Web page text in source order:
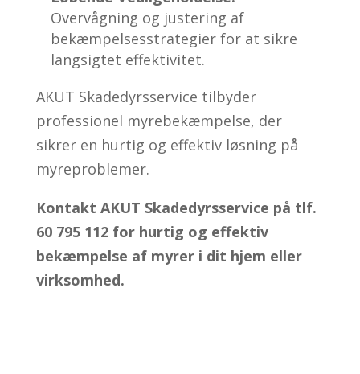
Overvågning og justering af
bekæmpelsesstrategier for at sikre
langsigtet effektivitet.
AKUT Skadedyrsservice tilbyder
professionel myrebekæmpelse, der
sikrer en hurtig og effektiv løsning på
myreproblemer.
Kontakt AKUT Skadedyrsservice på tlf.
60 795 112 for hurtig og effektiv
bekæmpelse af myrer i dit hjem eller
virksomhed.